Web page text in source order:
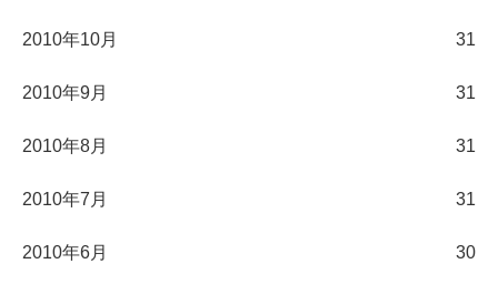
2010年10月 31
2010年9月 31
2010年8月 31
2010年7月 31
2010年6月 30